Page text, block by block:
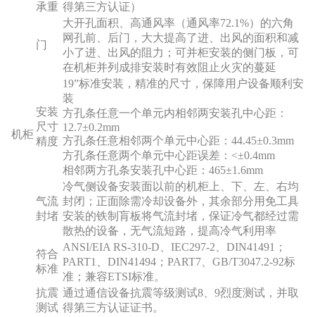
机柜
承重 得第三方认证）
门
大开孔面积、高通风率（通风率72.1%）的六角
网孔前、后门，大大提高了进、出风的面积和减
小了进、出风的阻力；可并柜安装的侧门板，可
在机柜并列成排安装时有效阻止火灾的蔓延
安装
尺寸
精度
19”标准安装，精准的尺寸，保障用户设备顺利安
装
方孔条任意一个单元内相邻两安装孔中心距：
12.7±0.2mm
方孔条任意相邻两个单元中心距：44.45±0.3mm
方孔条任意两个单元中心距误差：<±0.4mm
相邻两方孔条安装孔中心距：465±1.6mm
气流
封堵
冷气侧设备安装面以前的机柜上、下、左、右均
封闭；正面除需冷却设备外，其余部分用免工具
安装的铁制肓板将气流封堵，保证冷气都经过需
散热的设备，无气流短路，提高冷气利用率
符合
标准
ANSI/EIA RS-310-D、IEC297-2、DIN41491；
PART1、DIN41494；PART7、GB/T3047.2-92标
准；兼容ETSI标准。
抗震
测试
通过通信设备抗震等级测试8、9烈度测试，并取
得第三方认证证书。